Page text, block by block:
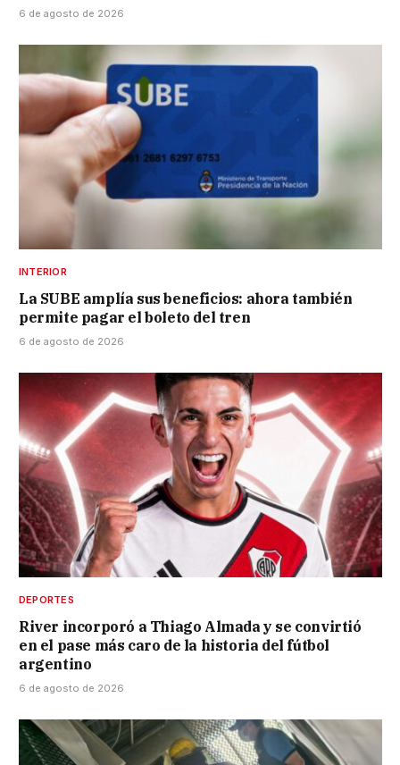
6 de agosto de 2026
INTERIOR
La SUBE amplía sus beneficios: ahora también
permite pagar el boleto del tren
6 de agosto de 2026
DEPORTES
River incorporó a Thiago Almada y se convirtió
en el pase más caro de la historia del fútbol
argentino
6 de agosto de 2026